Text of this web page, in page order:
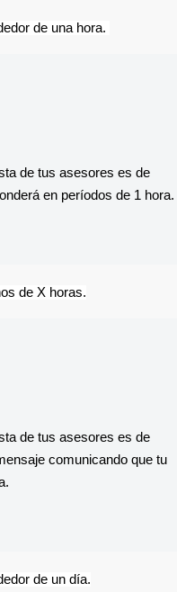
de una hora.
de tus asesores es de
en períodos de 1 hora.
de X horas.
de tus asesores es de
comunicando que tu
de un día.